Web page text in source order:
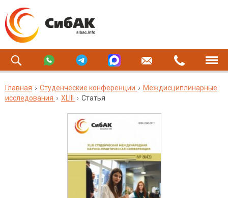
Главная Студенческие конференции
Междисциплинарные
исследования
XLIII Статья